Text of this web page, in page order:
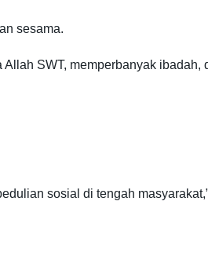
sesama.
SWT, memperbanyak ibadah,
sosial di tengah